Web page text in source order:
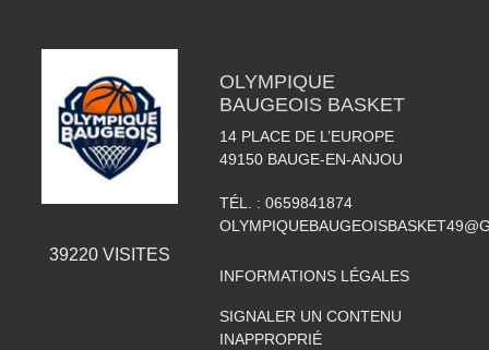
39220VISITES
OLYMPIQUE
BAUGEOIS BASKET
14 PLACE DE L’EUROPE
49150 BAUGE-EN-ANJOU
TÉL. : 0659841874
INFORMATIONS LÉGALES
SIGNALER UN CONTENU
INAPPROPRIÉ